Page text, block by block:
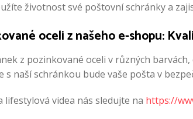
životnost své poštovní schránky a
oceli z našeho e-shopu:
z pozinkované oceli v různých
naší schránkou bude vaše pošta v
lifestylová videa nás sledujte na https://